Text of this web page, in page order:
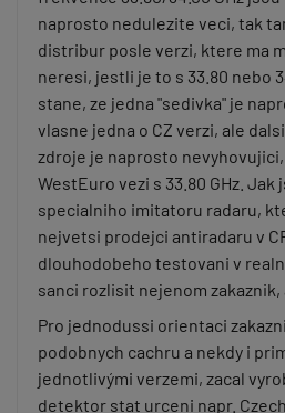
naprosto nedulezite veci, tak
distribur posle verzi, ktere ma
neresi, jestli je to s 33.80 nebo
stane, ze jedna "sedivka" je
vlasne jedna o CZ verzi, ale
zdroje je naprosto
WestEuro vezi s 33.80 GHz. Jak
specialniho imitatoru radaru,
nejvetsi prodejci antiradaru v
dlouhodobeho testovani v
sanci rozlisit nejenom zakaznik,
Pro jednodussi orientaci
podobnych cachru a nekdy i
jednotlivými verzemi, zacal
detektor stat urceni napr.